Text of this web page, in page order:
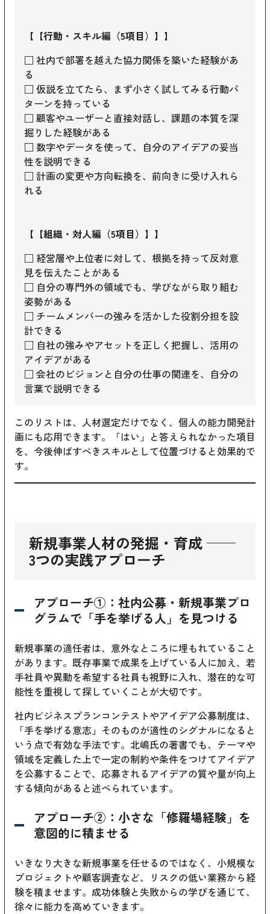
【【行動・スキル編（5項目）】】
□ 社内で部署を越えた協力関係を築いた経験があ
る
□ 仮説を立てたら、まず小さく試してみる行動パ
ターンを持っている
□ 顧客やユーザーと直接対話し、課題の本質を深
掘りした経験がある
□ 数字やデータを使って、自分のアイデアの妥当
性を説明できる
□ 計画の変更や方向転換を、前向きに受け入れら
れる
【【組織・対人編（5項目）】】
□ 経営層や上位者に対して、根拠を持って反対意
見を伝えたことがある
□ 自分の専門外の領域でも、学びながら取り組む
姿勢がある
□ チームメンバーの強みを活かした役割分担を設
計できる
□ 自社の強みやアセットを正しく把握し、活用の
アイデアがある
□ 会社のビジョンと自分の仕事の関連を、自分の
言葉で説明できる
このリストは、人材選定だけでなく、個人の能力開発計
画にも応用できます。「はい」と答えられなかった項目
を、今後伸ばすべきスキルとして位置づけると効果的で
す。
新規事業人材の発掘・育成 ──
3つの実践アプローチ
アプローチ①：社内公募・新規事業プロ
グラムで「手を挙げる人」を見つける
新規事業の適任者は、意外なところに埋もれていること
があります。既存事業で成果を上げている人に加え、若
手社員や異動を希望する社員も視野に入れ、潜在的な可
能性を重視して探していくことが大切です。
社内ビジネスプランコンテストやアイデア公募制度は、
「手を挙げる意志」そのものが適性のシグナルになると
いう点で有効な手法です。北嶋氏の著書でも、テーマや
領域を定義した上で一定の制約や条件をつけてアイデア
を公募することで、応募されるアイデアの質や量が向上
する傾向があると述べられています。
アプローチ②：小さな「修羅場経験」を
意図的に積ませる
いきなり大きな新規事業を任せるのではなく、小規模な
プロジェクトや顧客調査など、リスクの低い業務から経
験を積ませます。成功体験と失敗からの学びを通じて、
徐々に能力を高めていきます。